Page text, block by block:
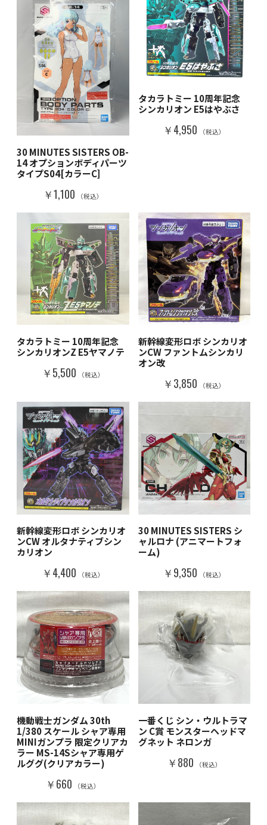
30 MINUTES SISTERS OB-
14 オプションボディパーツ
タイプS04[カラーC]
￥1,100 （税込）
タカラトミー 10周年記念
シンカリオン E5はやぶさ
￥4,950 （税込）
タカラトミー 10周年記念
シンカリオンZ E5ヤマノテ
￥5,500 （税込）
新幹線変形ロボ シンカリオ
ンCW ファントムシンカリ
オン改
￥3,850 （税込）
新幹線変形ロボ シンカリオ
ンCW オルタナティブシン
カリオン
￥4,400 （税込）
30 MINUTES SISTERS シ
ャルロナ (アニマートフォ
ーム)
￥9,350 （税込）
機動戦士ガンダム 30th
1/380 スケール シャア専用
MINIガンプラ 限定クリアカ
ラー MS-14Sシャア専用ゲ
ルググ(クリアカラー)
￥660 （税込）
一番くじ シン・ウルトラマ
ン C賞 モンスターヘッドマ
グネット ネロンガ
￥880 （税込）